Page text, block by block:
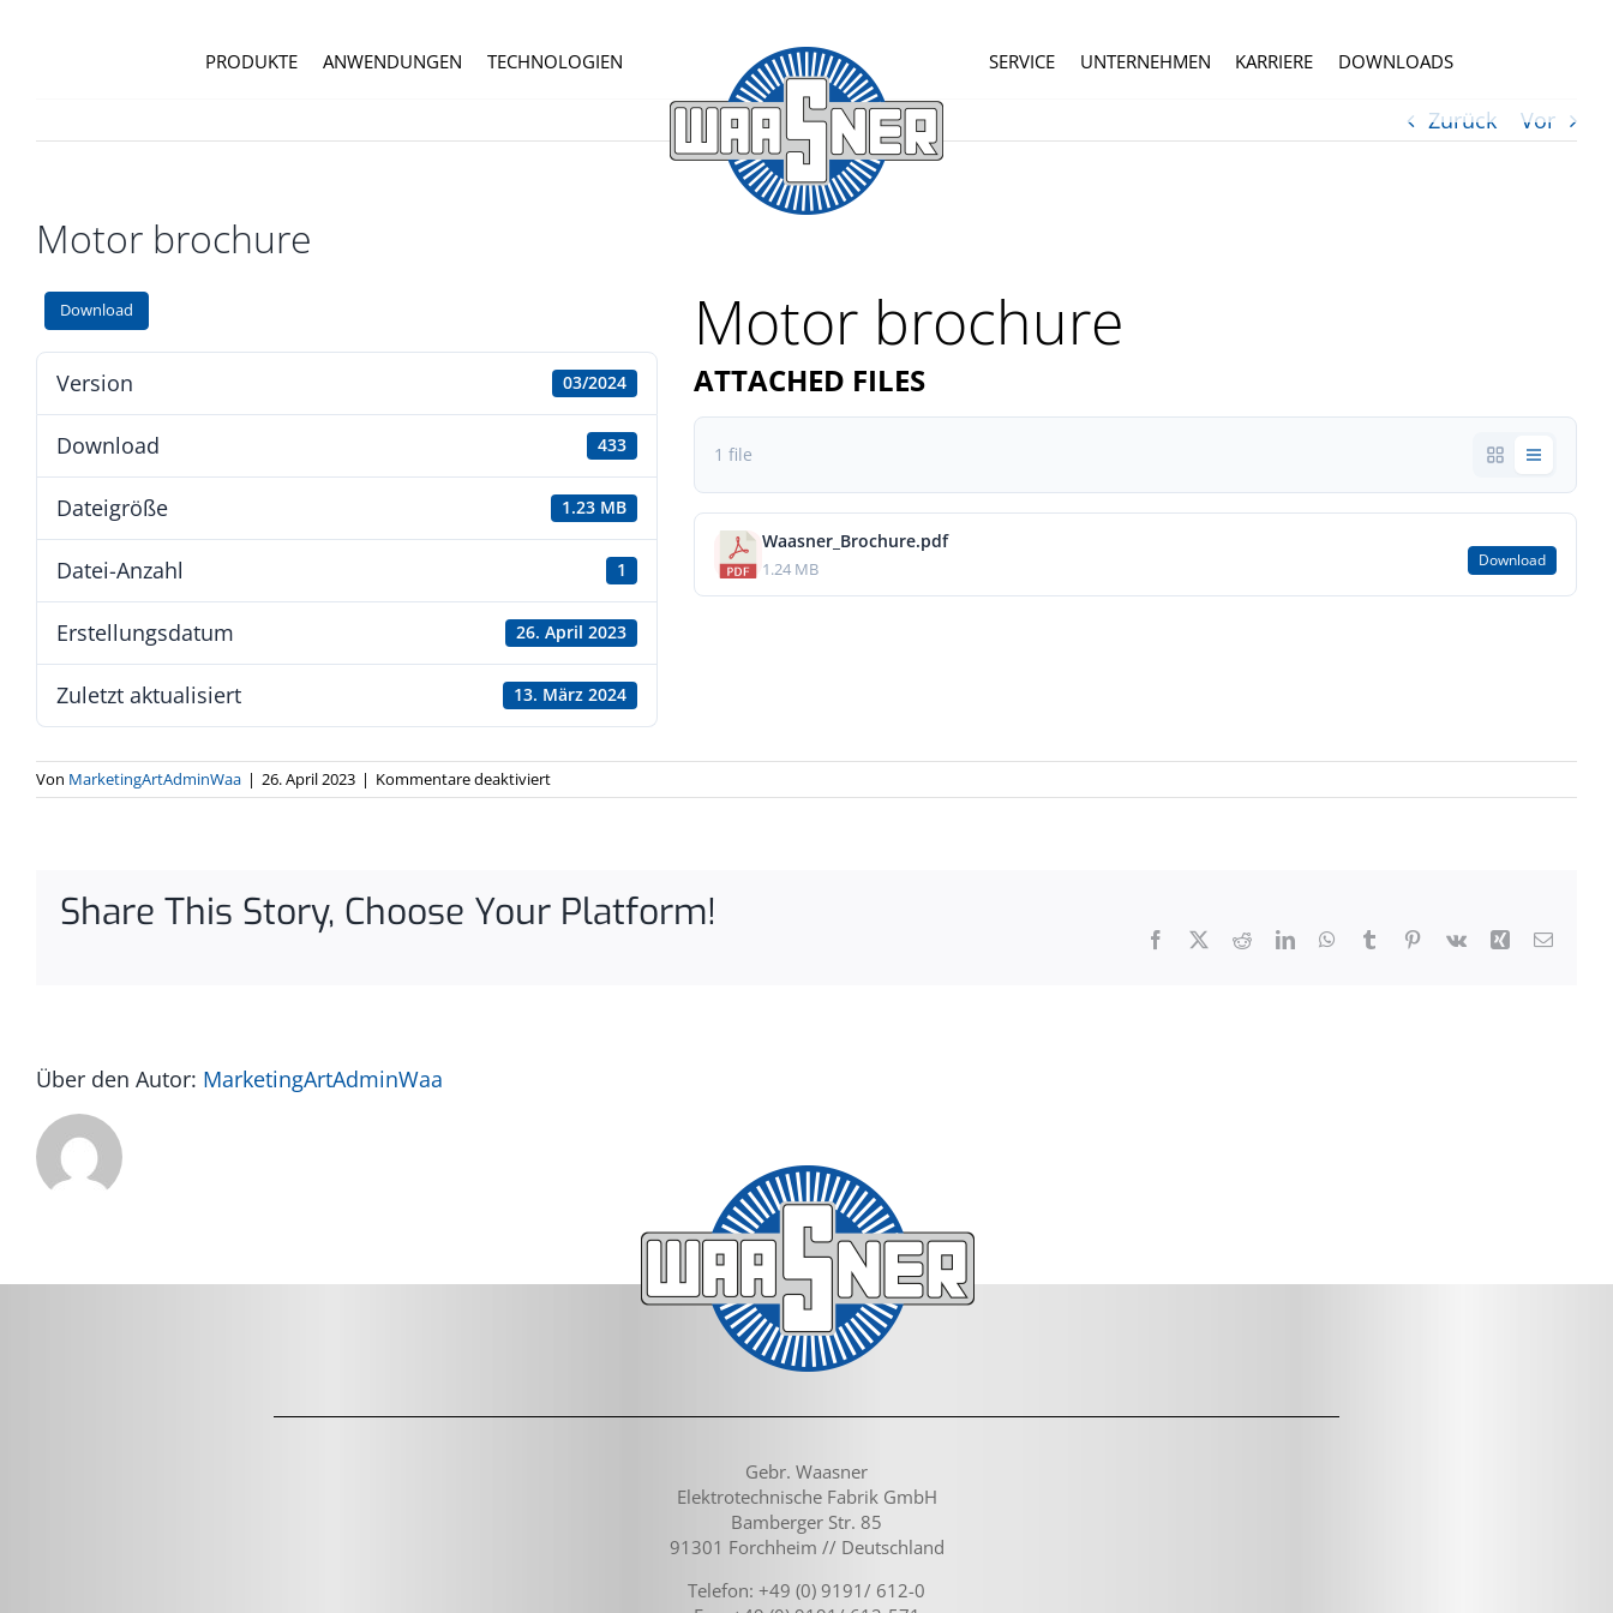
PRODUKTE ANWENDUNGEN TECHNOLOGIEN SERVICE UNTERNEHMEN KARRIERE DOWNLOADS
Zurück Vor
Motor brochure
Download
Version 03/2024
Download 433
Dateigröße 1.23 MB
Datei-Anzahl 1
Erstellungsdatum 26. April 2023
Zuletzt aktualisiert 13. März 2024
Motor brochure
ATTACHED FILES
1 file
Waasner_Brochure.pdf
1.24 MB Download
Von MarketingArtAdminWaa | 26. April 2023 | Kommentare deaktiviertfür
Motor
Share This Story, Choose Your Platform!
Facebook RedditLinkedInWhatsApp
Tumblr Pinterest
Vk Xing E-
Über den Autor: MarketingArtAdminWaa
Gebr. Waasner
Elektrotechnische Fabrik GmbH
Bamberger Str. 85
91301 Forchheim // Deutschland
Telefon: +49 (0) 9191/ 612-0